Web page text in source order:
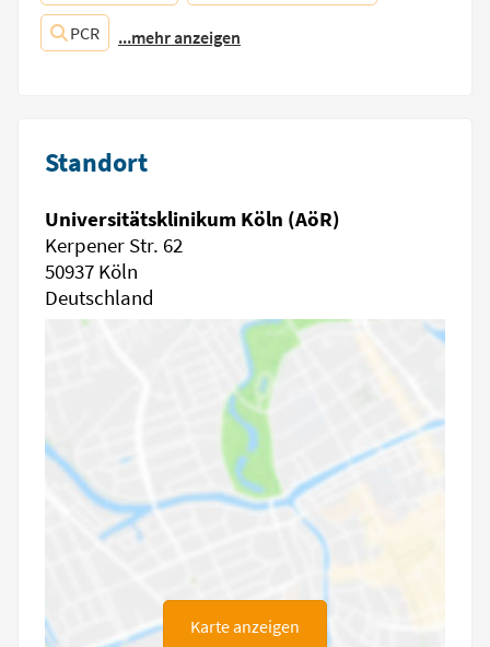
PCR ...mehr anzeigen
Standort
Universitätsklinikum Köln (AöR)
Kerpener Str. 62
50937 Köln
Deutschland
Karte anzeigen